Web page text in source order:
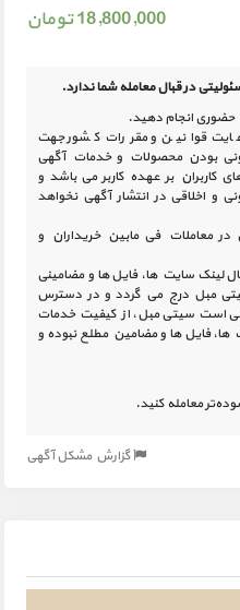
18,800,000 تومان
درقبال معامله شما ندارد.
انجام دهید.
قوانین و مقررات کشور جهت
بودن محصولات و خدمات آگهی
بر عهده کاربر می باشد و
و اخلاقی در انتشار آگهی نخواهد
معاملات فی مابین خریداران و
لینک‏ سایت ‏ها، فایل ‏ها و مضامینی
مبل درج می گردد و در دسترس
است سیتی مبل، از کیفیت خدمات
فایل ها و مضامین مطلع نبوده و
معامله کنید.
گزارش مشکل آگهی